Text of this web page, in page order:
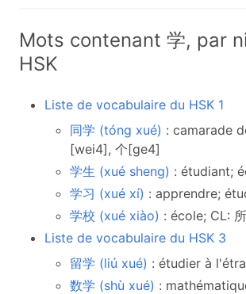
Mots contenant 学, par
HSK
Liste de vocabulaire du HSK 1
同学 (tóng xué) : camarade
[wei4], 个[ge4]
学生 (xué sheng) : étudiant;
学习 (xué xí) : apprendre;
学校 (xué xiào) : école; CL:
Liste de vocabulaire du HSK 3
留学 (liú xué) : étudier à
数学 (shù xué) :